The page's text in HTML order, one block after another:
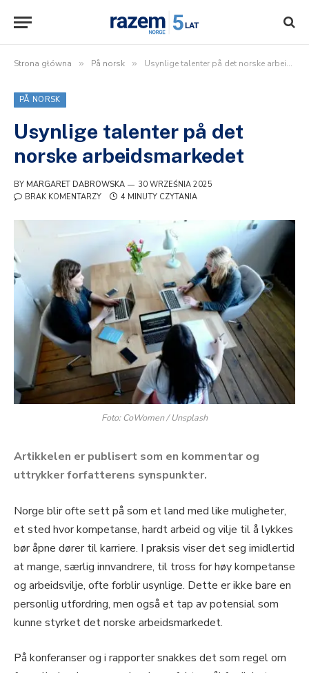
Strona główna » På norsk » Usynlige talenter på det norske arbeidsmarkedet
PÅ NORSK
Usynlige talenter på det
norske arbeidsmarkedet
BY MARGARET DABROWSKA
30 WRZEŚNIA 2025
BRAK KOMENTARZY
4 MINUTY CZYTANIA
Foto: CoWomen / Unsplash
Artikkelen er publisert som en kommentar og
uttrykker forfatterens synspunkter.
Norge blir ofte sett på som et land med like muligheter,
et sted hvor kompetanse, hardt arbeid og vilje til å lykkes
bør åpne dører til karriere. I praksis viser det seg imidlertid
at mange, særlig innvandrere, til tross for høy kompetanse
og arbeidsvilje, ofte forblir usynlige. Dette er ikke bare en
personlig utfordring, men også et tap av potensial som
kunne styrket det norske arbeidsmarkedet.
På konferanser og i rapporter snakkes det som regel om